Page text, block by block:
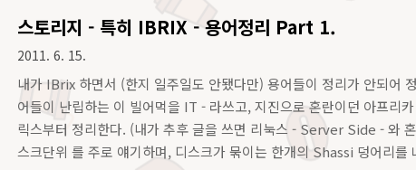
스토리지 - 특히 IBRIX - 용어정리 Part 1.
2011. 6. 15.
내가 IBrix 하면서 (한지 일주일도 안됐다만) 용어들이 정리가 안되
어들이 난립하는 이 빌어먹을 IT - 라쓰고, 지진으로 혼란이던 아프리
릭스부터 정리한다. (내가 추후 글을 쓰면 리눅스 - Server Side - 와
스크단위 를 주로 얘기하며, 디스크가 묶이는 한개의 Shassi 덩어리